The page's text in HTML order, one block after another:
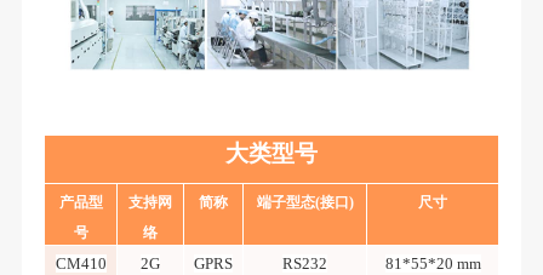
大类型号
产品型
号
支持网
络
简称 端子型态(接口) 尺寸
CM410 2G
GPRS
RS232 81*55*20 mm